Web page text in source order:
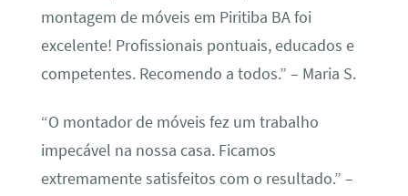
montagem de móveis em Piritiba BA foi
excelente! Profissionais pontuais, educados e
competentes. Recomendo a todos.” – Maria S.
“O montador de móveis fez um trabalho
impecável na nossa casa. Ficamos
extremamente satisfeitos com o resultado.” –